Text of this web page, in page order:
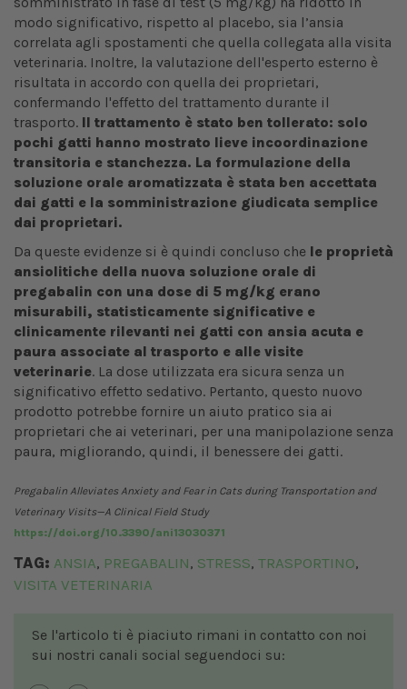
modo significativo, rispetto al placebo, sia l’ansia
correlata agli spostamenti che quella collegata alla visita
veterinaria. Inoltre, la valutazione dell'esperto esterno è
risultata in accordo con quella dei proprietari,
confermando l'effetto del trattamento durante il
trasporto. Il trattamento è stato ben tollerato: solo
pochi gatti hanno mostrato lieve incoordinazione
transitoria e stanchezza. La formulazione della
soluzione orale aromatizzata è stata ben accettata
dai gatti e la somministrazione giudicata semplice
dai proprietari.
Da queste evidenze si è quindi concluso che le proprietà
ansiolitiche della nuova soluzione orale di
pregabalin con una dose di 5 mg/kg erano
misurabili, statisticamente significative e
clinicamente rilevanti nei gatti con ansia acuta e
paura associate al trasporto e alle visite
veterinarie. La dose utilizzata era sicura senza un
significativo effetto sedativo. Pertanto, questo nuovo
prodotto potrebbe fornire un aiuto pratico sia ai
proprietari che ai veterinari, per una manipolazione senza
paura, migliorando, quindi, il benessere dei gatti.
Pregabalin Alleviates Anxiety and Fear in Cats during Transportation and
Veterinary Visits—A Clinical Field Study
https://doi.org/10.3390/ani13030371
TAG: ANSIA, PREGABALIN, STRESS, TRASPORTINO,
VISITA VETERINARIA
Se l'articolo ti è piaciuto rimani in contatto con noi
sui nostri canali social seguendoci su: